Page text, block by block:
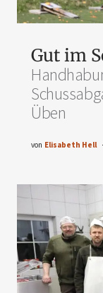
Gut im
Üben
von Elisabeth Hell